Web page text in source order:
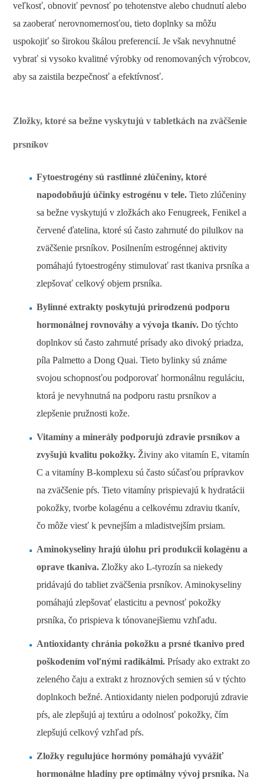
veľkosť, obnoviť pevnosť po tehotenstve alebo chudnutí alebo
sa zaoberať nerovnomernosťou, tieto doplnky sa môžu
uspokojiť so širokou škálou preferencií. Je však nevyhnutné
vybrať si vysoko kvalitné výrobky od renomovaných výrobcov,
aby sa zaistila bezpečnosť a efektívnosť.
Zložky, ktoré sa bežne vyskytujú v tabletkách na zväčšenie
prsníkov
Fytoestrogény sú rastlinné zlúčeniny, ktoré
napodobňujú účinky estrogénu v tele. Tieto zlúčeniny
sa bežne vyskytujú v zložkách ako Fenugreek, Fenikel a
červené ďatelina, ktoré sú často zahrnuté do pilulkov na
zväčšenie prsníkov. Posilnením estrogénnej aktivity
pomáhajú fytoestrogény stimulovať rast tkaniva prsníka a
zlepšovať celkový objem prsníka.
Bylinné extrakty poskytujú prirodzenú podporu
hormonálnej rovnováhy a vývoja tkanív. Do týchto
doplnkov sú často zahrnuté prísady ako divoký priadza,
píla Palmetto a Dong Quai. Tieto bylinky sú známe
svojou schopnosťou podporovať hormonálnu reguláciu,
ktorá je nevyhnutná na podporu rastu prsníkov a
zlepšenie pružnosti kože.
Vitamíny a minerály podporujú zdravie prsníkov a
zvyšujú kvalitu pokožky. Živiny ako vitamín E, vitamín
C a vitamíny B-komplexu sú často súčasťou prípravkov
na zväčšenie pŕs. Tieto vitamíny prispievajú k hydratácii
pokožky, tvorbe kolagénu a celkovému zdraviu tkanív,
čo môže viesť k pevnejším a mladistvejším prsiam.
Aminokyseliny hrajú úlohu pri produkcii kolagénu a
oprave tkaniva. Zložky ako L-tyrozín sa niekedy
pridávajú do tabliet zväčšenia prsníkov. Aminokyseliny
pomáhajú zlepšovať elasticitu a pevnosť pokožky
prsníka, čo prispieva k tónovanejšiemu vzhľadu.
Antioxidanty chránia pokožku a prsné tkanivo pred
poškodením voľnými radikálmi. Prísady ako extrakt zo
zeleného čaju a extrakt z hroznových semien sú v týchto
doplnkoch bežné. Antioxidanty nielen podporujú zdravie
pŕs, ale zlepšujú aj textúru a odolnosť pokožky, čím
zlepšujú celkový vzhľad pŕs.
Zložky regulujúce hormóny pomáhajú vyvážiť
hormonálne hladiny pre optimálny vývoj prsníka. Na